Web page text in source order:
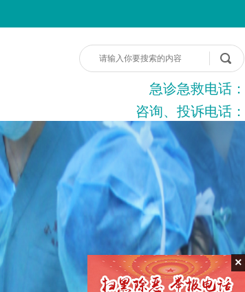
急诊急救电话：
咨询、投诉电话：